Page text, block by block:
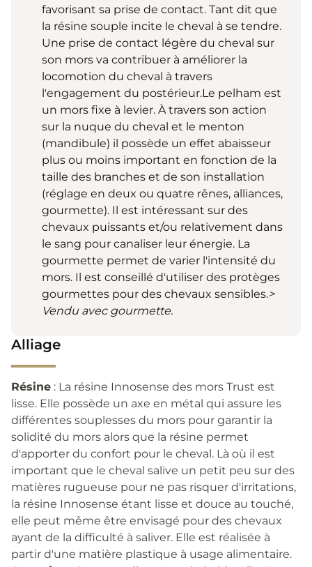
favorisant sa prise de contact. Tant dit que
la résine souple incite le cheval à se tendre.
Une prise de contact légère du cheval sur
son mors va contribuer à améliorer la
locomotion du cheval à travers
l'engagement du postérieur.Le pelham est
un mors fixe à levier. À travers son action
sur la nuque du cheval et le menton
(mandibule) il possède un effet abaisseur
plus ou moins important en fonction de la
taille des branches et de son installation
(réglage en deux ou quatre rênes, alliances,
gourmette). Il est intéressant sur des
chevaux puissants et/ou relativement dans
le sang pour canaliser leur énergie. La
gourmette permet de varier l'intensité du
mors. Il est conseillé d'utiliser des protèges
gourmettes pour des chevaux sensibles.>
Vendu avec gourmette.
Alliage
Résine : La résine Innosense des mors Trust est
lisse. Elle possède un axe en métal qui assure les
différentes souplesses du mors pour garantir la
solidité du mors alors que la résine permet
d'apporter du confort pour le cheval. Là où il est
important que le cheval salive un petit peu sur des
matières rugueuse pour ne pas risquer d'irritations,
la résine Innosense étant lisse et douce au touché,
elle peut même être envisagé pour des chevaux
ayant de la difficulté à saliver. Elle est réalisée à
partir d'une matière plastique à usage alimentaire.